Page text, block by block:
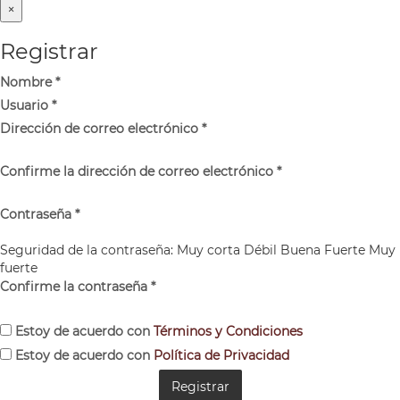
×
Registrar
Nombre*
Usuario *
Dirección de correo electrónico *
Confirme la dirección de correo electrónico *
Contraseña *
Seguridad de la contraseña: Muy corta Débil Buena Fuerte Muy
fuerte
Confirme la contraseña *
Estoy de acuerdo con Términos y Condiciones
Estoy de acuerdo con Política de Privacidad
Registrar